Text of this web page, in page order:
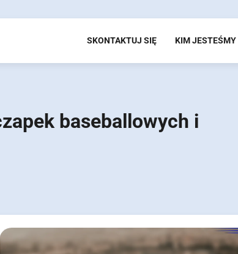
SKONTAKTUJ SIĘ KIM JESTEŚMY
baseballowych i